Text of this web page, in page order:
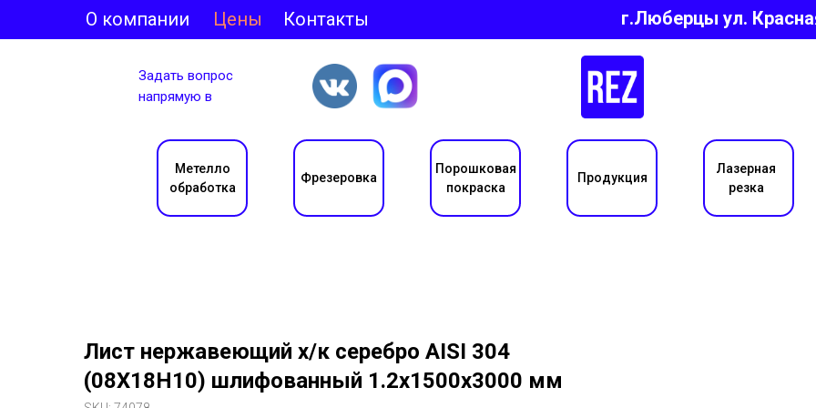
г.Люберцы ул.
О компании Цены Контакты
Задать вопрос
напрямую в
Метелло
обработка
Фрезеровка
Порошковая
покраска
Продукция
Лазерная
резка
Лист нержавеющий х/к серебро AISI 304
(08Х18Н10) шлифованный 1.2х1500х3000 мм